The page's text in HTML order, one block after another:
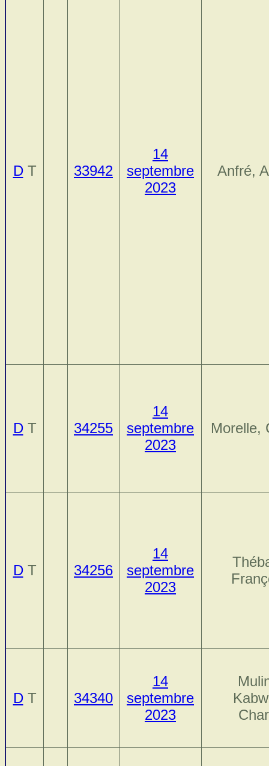
DT 33942
14
septembre
2023
Anfré,
DT 34255
14
septembre
2023
Morelle,
DT 34256
14
septembre
2023
DT 34340
14
septembre
2023